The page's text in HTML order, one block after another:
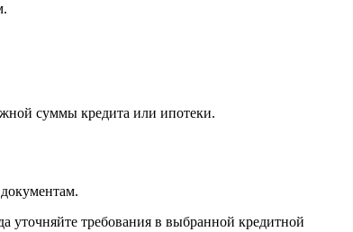
суммы кредита или ипотеки.
уточняйте требования в выбранной кредитной